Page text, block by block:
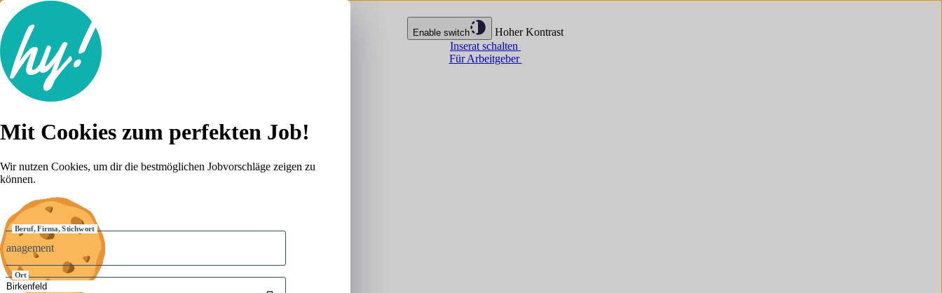
Enable switch
Hoher Kontrast
Inserat schalten
Für Arbeitgeber
Lebenslauf
Anmelden
Beruf, Firma, Stichwort
Ort
Mit Cookies zum perfekten Job!
Wir nutzen Cookies, um dir die bestmöglichen Jobvorschläge zeigen zu
können.